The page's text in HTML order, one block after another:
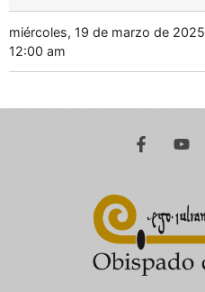
miércoles, 19 de marzo de 2025
12:00 am